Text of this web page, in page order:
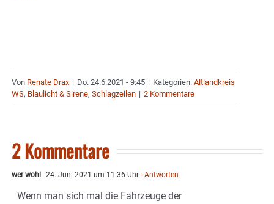
Von Renate Drax | Do. 24.6.2021 - 9:45 | Kategorien: Altlandkreis
WS, Blaulicht & Sirene, Schlagzeilen | 2 Kommentare
2 Kommentare
wer wohl 24. Juni 2021 um 11:36 Uhr - Antworten
Wenn man sich mal die Fahrzeuge der